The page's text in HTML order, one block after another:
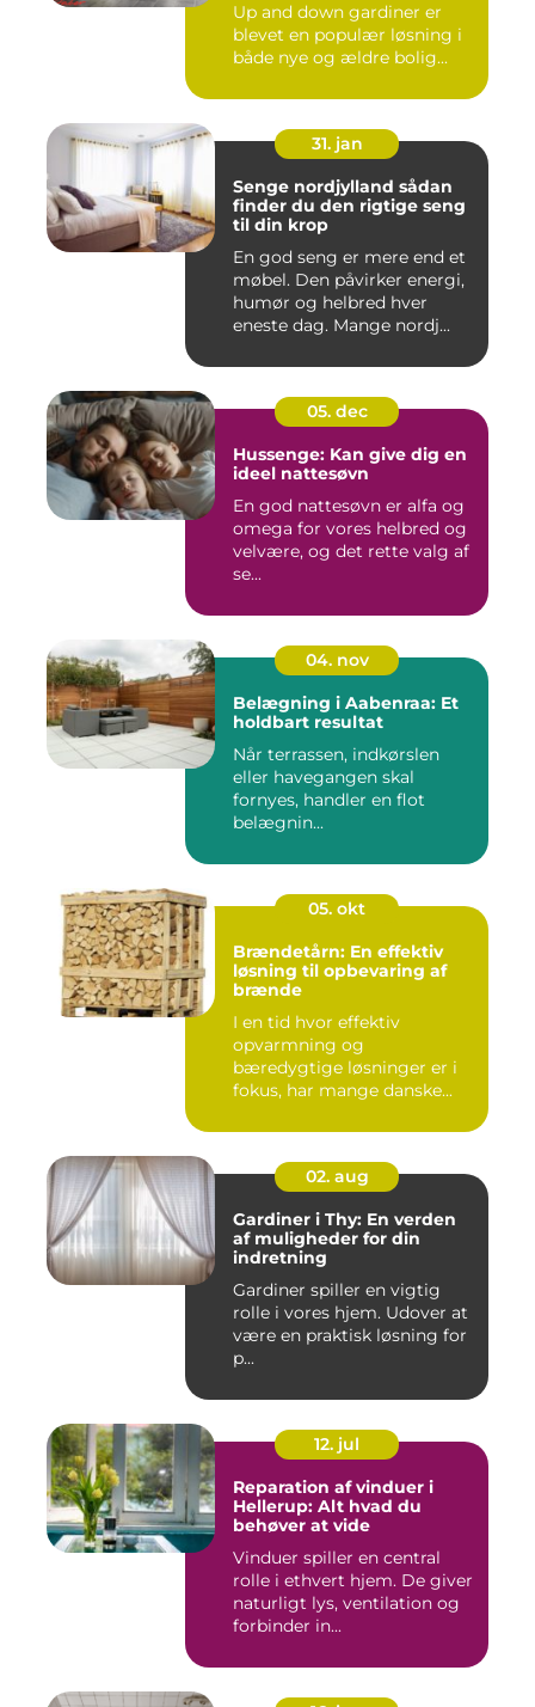
Up and down gardiner er
blevet en populær løsning i
både nye og ældre bolig...
31. jan
Senge nordjylland sådan
finder du den rigtige seng
til din krop
En god seng er mere end et
møbel. Den påvirker energi,
humør og helbred hver
eneste dag. Mange nordj...
05. dec
Hussenge: Kan give dig en
ideel nattesøvn
En god nattesøvn er alfa og
omega for vores helbred og
velvære, og det rette valg af
se...
04. nov
Belægning i Aabenraa: Et
holdbart resultat
Når terrassen, indkørslen
eller havegangen skal
fornyes, handler en flot
belægnin...
05. okt
Brændetårn: En effektiv
løsning til opbevaring af
brænde
I en tid hvor effektiv
opvarmning og
bæredygtige løsninger er i
fokus, har mange danske...
02. aug
Gardiner i Thy: En verden
af muligheder for din
indretning
Gardiner spiller en vigtig
rolle i vores hjem. Udover at
være en praktisk løsning for
p...
12. jul
Reparation af vinduer i
Hellerup: Alt hvad du
behøver at vide
Vinduer spiller en central
rolle i ethvert hjem. De giver
naturligt lys, ventilation og
forbinder in...